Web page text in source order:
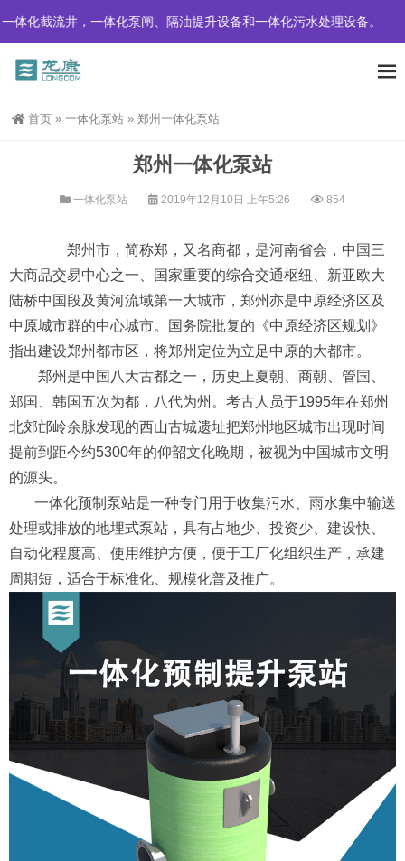
一体化泵闸、隔油提升设备和一体化污水处理设备。
首页 » 一体化泵站 » 郑州一体化泵站
郑州一体化泵站
一体化泵站 2019年12月10日 上午5:26 854
郑州市，简称郑，又名商都，是河南省会，中国三
大商品交易中心之一、国家重要的综合交通枢纽、新亚欧大
陆桥中国段及黄河流域第一大城市，郑州亦是中原经济区及
中原城市群的中心城市。国务院批复的《中原经济区规划》
指出建设郑州都市区，将郑州定位为立足中原的大都市。
郑州是中国八大古都之一，历史上夏朝、商朝、管国、
郑国、韩国五次为都，八代为州。考古人员于1995年在郑州
北郊邙岭余脉发现的西山古城遗址把郑州地区城市出现时间
提前到距今约5300年的仰韶文化晚期，被视为中国城市文明
的源头。
一体化预制泵站是一种专门用于收集污水、雨水集中输送
处理或排放的地埋式泵站，具有占地少、投资少、建设快、
自动化程度高、使用维护方便，便于工厂化组织生产，承建
周期短，适合于标准化、规模化普及推广。